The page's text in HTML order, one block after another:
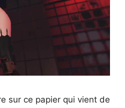
sur ce papier qui vient de